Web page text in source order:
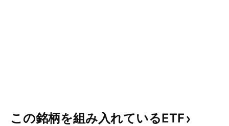
この銘柄を組み入れているETF